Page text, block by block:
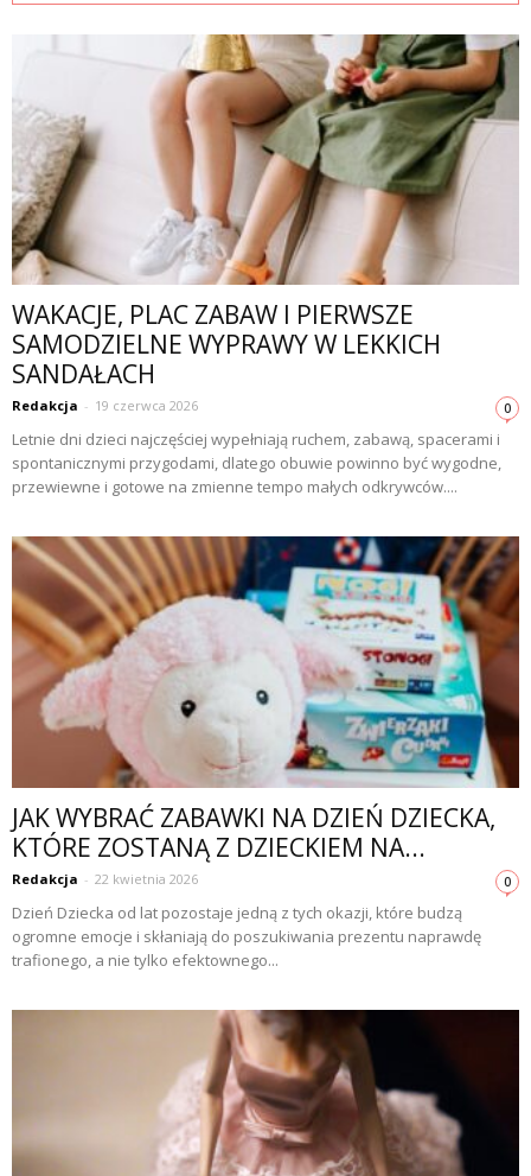
WAKACJE, PLAC ZABAW I PIERWSZE
SAMODZIELNE WYPRAWY W LEKKICH
SANDAŁACH
Redakcja - 19 czerwca 2026 0
Letnie dni dzieci najczęściej wypełniają ruchem, zabawą, spacerami i
spontanicznymi przygodami, dlatego obuwie powinno być wygodne,
przewiewne i gotowe na zmienne tempo małych odkrywców....
JAK WYBRAĆ ZABAWKI NA DZIEŃ DZIECKA,
KTÓRE ZOSTANĄ Z DZIECKIEM NA...
Redakcja - 22 kwietnia 2026 0
Dzień Dziecka od lat pozostaje jedną z tych okazji, które budzą
ogromne emocje i skłaniają do poszukiwania prezentu naprawdę
trafionego, a nie tylko efektownego...